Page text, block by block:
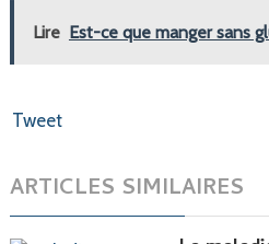
Lire Est-ce que manger sans
Tweet
ARTICLES SIMILAIRES